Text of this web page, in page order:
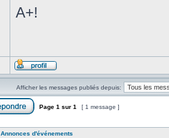
A+!
Afficher les messages publiés depuis:
Page 1 sur 1 [ 1 message ]
Annonces d'événements